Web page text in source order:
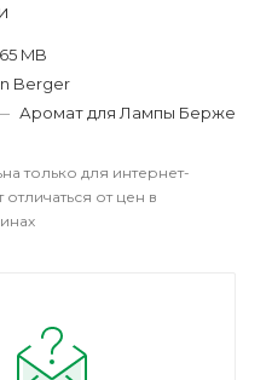
MB
Berger
Аромат для Лампы Берже
только для интернет-
от цен в